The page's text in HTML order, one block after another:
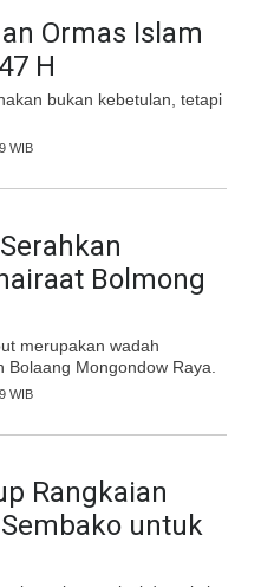
Ormas Islam
H
bukan kebetulan, tetapi
WIB
Bolmong
merupakan wadah
Mongondow Raya.
WIB
Rangkaian
untuk